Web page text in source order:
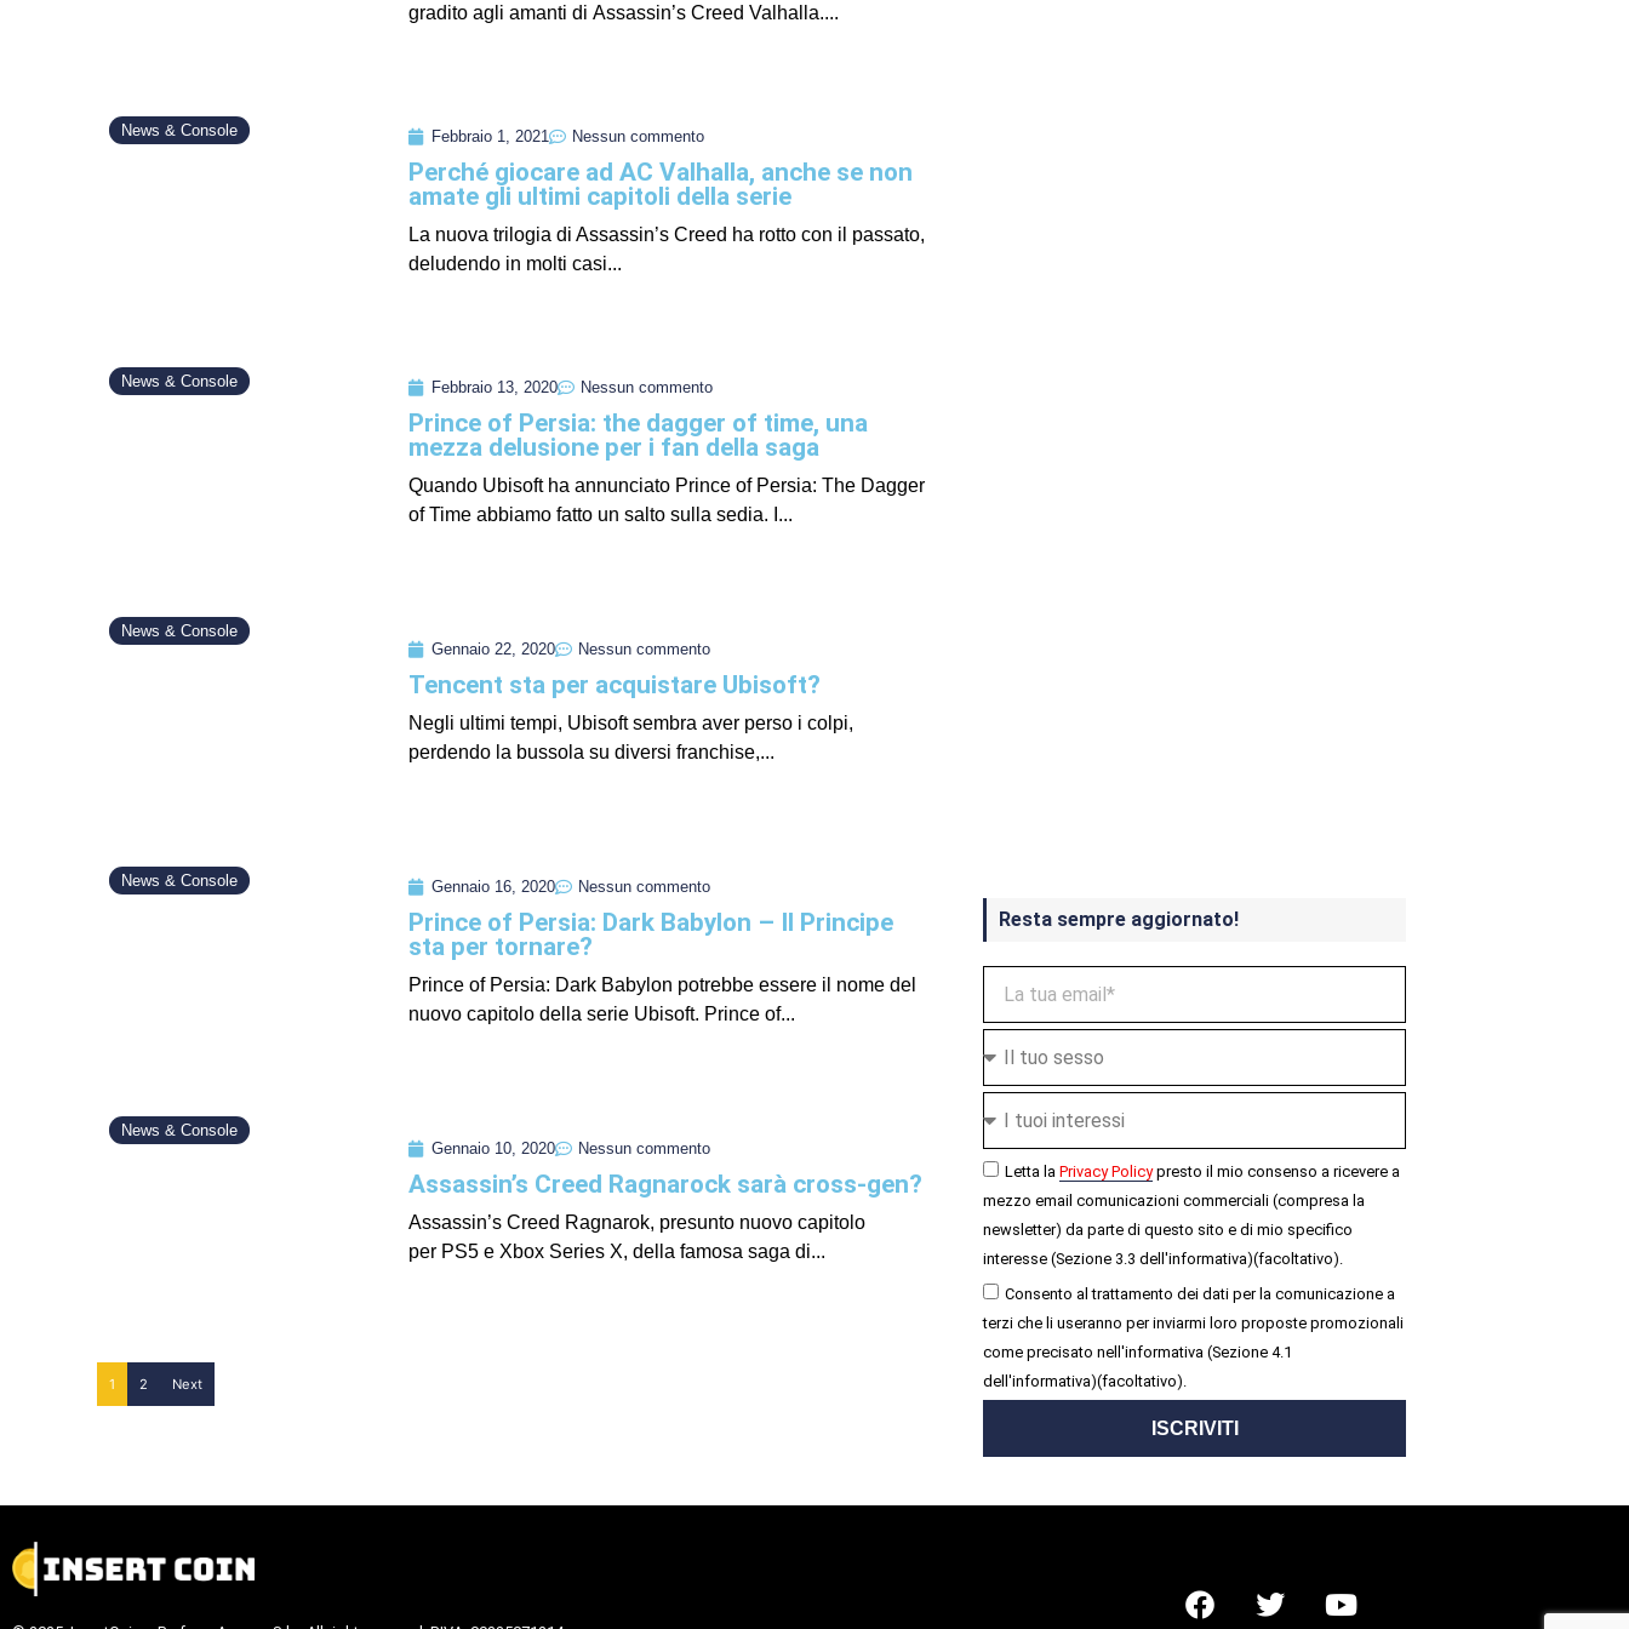
gradito agli amanti di Assassin’s Creed Valhalla....
News & Console Febbraio 1, 2021 Nessun commento
Perché giocare ad AC Valhalla, anche se non
amate gli ultimi capitoli della serie
La nuova trilogia di Assassin’s Creed ha rotto con il passato,
deludendo in molti casi...
News & Console Febbraio 13, 2020 Nessun commento
Prince of Persia: the dagger of time, una
mezza delusione per i fan della saga
Quando Ubisoft ha annunciato Prince of Persia: The Dagger
of Time abbiamo fatto un salto sulla sedia. I...
News & Console
Gennaio 22, 2020
Nessun commento
Tencent sta per acquistare Ubisoft?
Negli ultimi tempi, Ubisoft sembra aver perso i colpi,
perdendo la bussola su diversi franchise,...
News & Console Gennaio 16, 2020 Nessun commento
Prince of Persia: Dark Babylon – Il Principe
sta per tornare?
Prince of Persia: Dark Babylon potrebbe essere il nome del
nuovo capitolo della serie Ubisoft. Prince of...
News & Console
Gennaio 10, 2020
Nessun commento
Assassin’s Creed Ragnarock sarà cross-gen?
Assassin’s Creed Ragnarok, presunto nuovo capitolo
per PS5 e Xbox Series X, della famosa saga di...
1 2 Next
Resta sempre aggiornato!
Letta la Privacy Policypresto il mio consenso a ricevere a
mezzo email comunicazioni commerciali (compresa la
newsletter) da parte di questo sito e di mio specifico
interesse (Sezione 3.3 dell'informativa)(facoltativo).
Consento al trattamento dei dati per la comunicazione a
terzi che li useranno per inviarmi loro proposte promozionali
come precisato nell'informativa (Sezione 4.1
dell'informativa)(facoltativo).
ISCRIVITI